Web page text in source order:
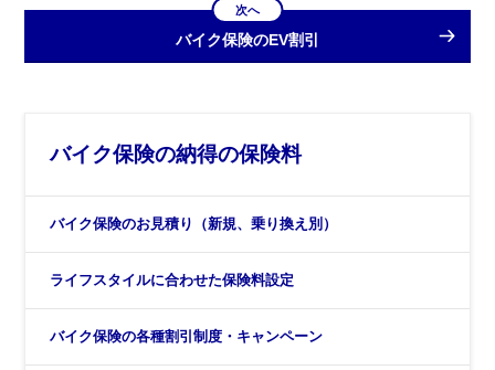
次へ
バイク保険のEV割引
バイク保険の納得の保険料
バイク保険のお見積り（新規、乗り換え別）
ライフスタイルに合わせた保険料設定
バイク保険の各種割引制度・キャンペーン